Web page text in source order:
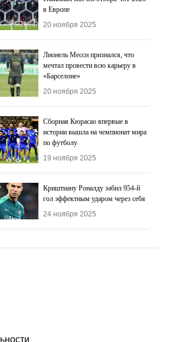
в Европе
20 ноября 2025
Лионель Месси признался, что
мечтал провести всю карьеру в
«Барселоне»
20 ноября 2025
Сборная Кюрасао впервые в
истории вышла на чемпионат мира
по футболу
19 ноября 2025
Криштиану Роналду забил 954-й
гол эффектным ударом через себя
24 ноября 2025